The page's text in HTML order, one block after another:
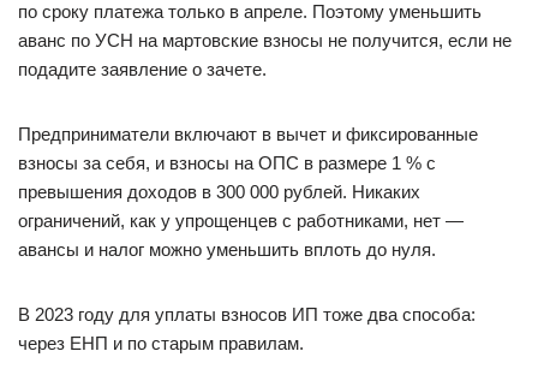
по сроку платежа только в апреле. Поэтому уменьшить
аванс по УСН на мартовские взносы не получится, если не
подадите заявление о зачете.
Предприниматели включают в вычет и фиксированные
взносы за себя, и взносы на ОПС в размере 1 % с
превышения доходов в 300 000 рублей. Никаких
ограничений, как у упрощенцев с работниками, нет —
авансы и налог можно уменьшить вплоть до нуля.
В 2023 году для уплаты взносов ИП тоже два способа:
через ЕНП и по старым правилам.